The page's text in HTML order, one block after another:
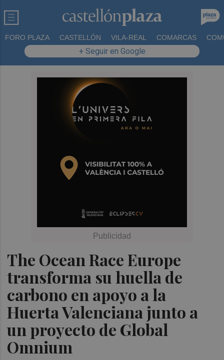
FORO PLAZA CASTELLÓN VILA-REAL COMARCAS
+ Seguir en Google
The Ocean Race Europe
transforma su huella de
carbono en apoyo a la
Huerta Valenciana junto a
un proyecto de Global
Omnium